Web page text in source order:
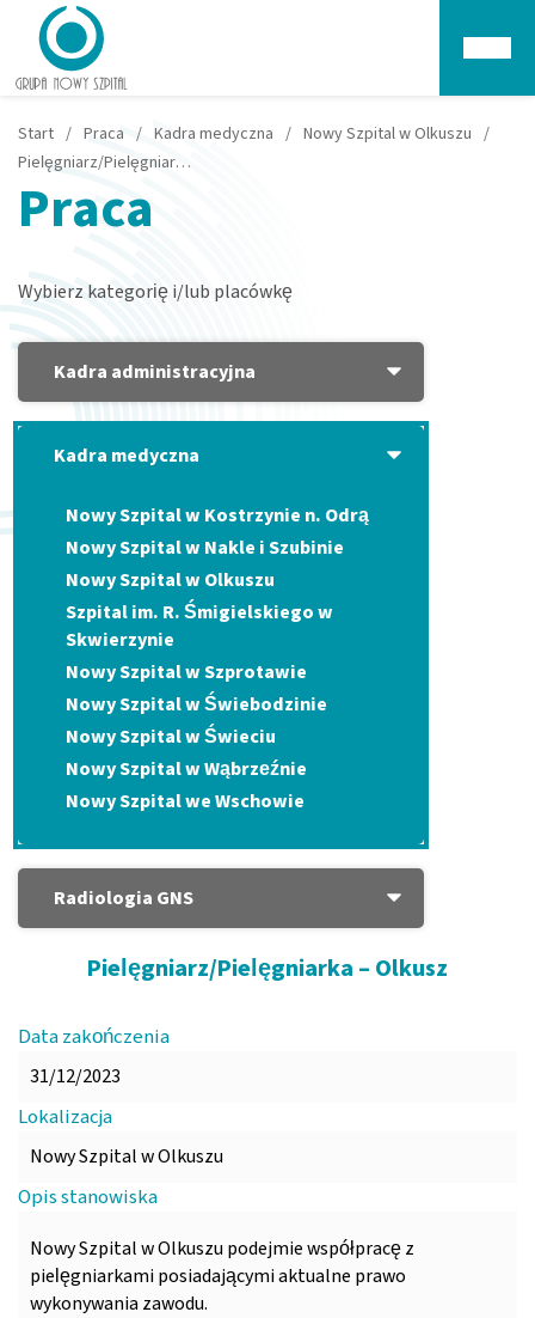
Start / Praca / Kadra medyczna / Nowy Szpital w Olkuszu /
Pielęgniarz/Pielęgniarka – Olkusz
Praca
Wybierz kategorię i/lub placówkę
Kadra administracyjna
Kadra medyczna
Nowy Szpital w Kostrzynie n. Odrą
Nowy Szpital w Nakle i Szubinie
Nowy Szpital w Olkuszu
Szpital im. R. Śmigielskiego w
Skwierzynie
Nowy Szpital w Szprotawie
Nowy Szpital w Świebodzinie
Nowy Szpital w Świeciu
Nowy Szpital w Wąbrzeźnie
Nowy Szpital we Wschowie
Radiologia GNS
Pielęgniarz/Pielęgniarka – Olkusz
Data zakończenia
31/12/2023
Lokalizacja
Nowy Szpital w Olkuszu
Opis stanowiska
Nowy Szpital w Olkuszu podejmie współpracę z
pielęgniarkami posiadającymi aktualne prawo
wykonywania zawodu.